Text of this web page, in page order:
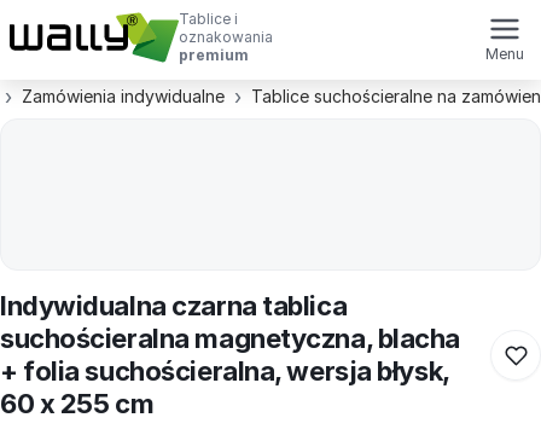
Tablice i
oznakowania
premium
Menu
Zamówienia indywidualne Tablice suchościeralne na
Indywidualna czarna tablica
suchościeralna magnetyczna, blacha
+ folia suchościeralna, wersja błysk,
60 x 255 cm